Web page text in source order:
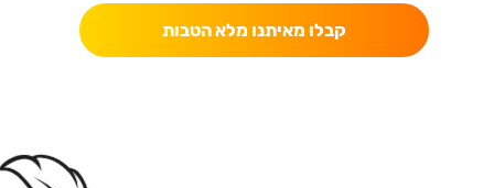
קבלו מאיתנו מלא הטבות